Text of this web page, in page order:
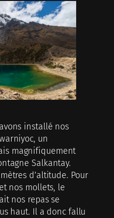
installé nos
un
magnifiquement
Salkantay.
d’altitude. Pour
nos mollets, le
nos repas se
haut. Il a donc fallu